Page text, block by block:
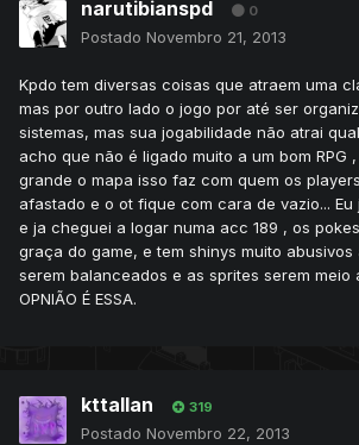
narutibianspd 0
Postado Novembro 21, 2013
Kpdo tem diversas coisas que atraem uma
mas por outro lado o jogo por até ser
sistemas, mas sua jogabilidade não atrai
acho que não é ligado muito a um bom RPG
grande o mapa isso faz com quem os
afastado e o ot fique com cara de vazio... Eu
e ja cheguei a logar numa acc 189 , os
graça do game, e tem shinys muito abusivos
serem balanceados e as sprites serem meio
OPNIÃO É ESSA.
kttallan 319
Postado Novembro 22, 2013